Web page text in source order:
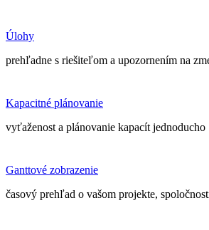
Úlohy
prehľadne s riešiteľom a upozornením na
Kapacitné plánovanie
vyťaženost a plánovanie kapacít jednoducho
Ganttové zobrazenie
časový prehľad o vašom projekte,